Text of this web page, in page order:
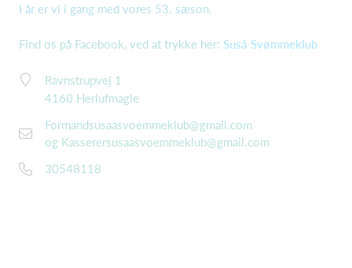
I år er vi i gang med vores 53. sæson.
Find os på Facebook, ved at trykke her: Suså Svømmeklub
Ravnstrupvej 1
4160 Herlufmagle
Formandsusaasvoemmeklub@gmail.com
og Kasserersusaasvoemmeklub@gmail.com
30548118